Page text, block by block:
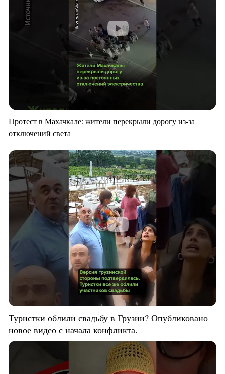
Протест в Махачкале: жители перекрыли дорогу из-за
отключений света
Туристки облили свадьбу в Грузии? Опубликовано
новое видео с начала конфликта.